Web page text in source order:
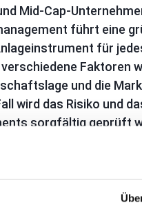
Mid-Cap-
führt eine
für
Faktoren
und die
wird das Risiko und
sorgfältig geprüft
Zielen und dem